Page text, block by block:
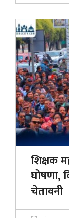
शिक्षक
घोषणा,
चेतावनी